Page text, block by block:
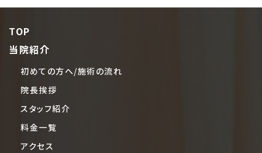
TOP
当院紹介
初めての方へ/施術の流れ
院長挨拶
スタッフ紹介
料金一覧
アクセス